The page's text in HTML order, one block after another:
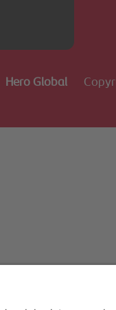
Hero Global